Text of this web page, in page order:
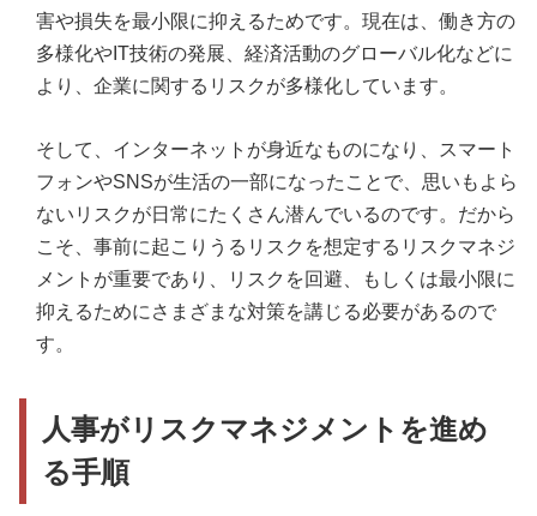
害や損失を最小限に抑えるためです。現在は、働き方の
多様化やIT技術の発展、経済活動のグローバル化などに
より、企業に関するリスクが多様化しています。
そして、インターネットが身近なものになり、スマート
フォンやSNSが生活の一部になったことで、思いもよら
ないリスクが日常にたくさん潜んでいるのです。だから
こそ、事前に起こりうるリスクを想定するリスクマネジ
メントが重要であり、リスクを回避、もしくは最小限に
抑えるためにさまざまな対策を講じる必要があるので
す。
人事がリスクマネジメントを進め
る手順